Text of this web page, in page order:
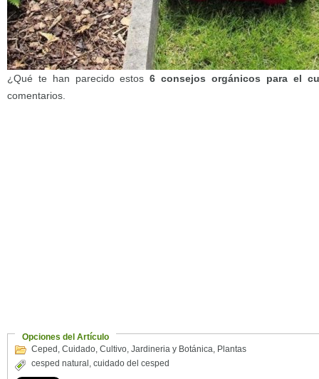
¿Qué te han parecido estos6 consejos orgánicos para el
comentarios.
Opciones del Artículo
Ceped , Cuidado, Cultivo, Jardineria y Botánica, Plantas
cesped natural , cuidado del cesped